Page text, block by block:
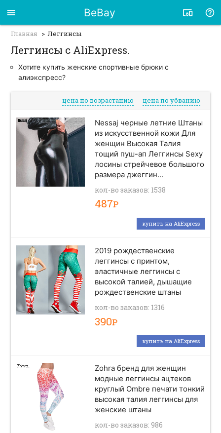
BeBay
Главная Леггинсы
Леггинсы с AliExpress.
Хотите купить женские спортивные брюки с
алиэкспресс?
цена по возрастанию цена по убванию
Nessaj черные летние Штаны
из искусственной кожи Для
женщин Высокая Талия
тощий пуш-ап Леггинсы Sexy
лосины стрейчевое большого
размера джеггин...
кол-во заказов: 1538
487Р
купить на AliExpress
2019 рождественские
леггинсы с принтом,
эластичные леггинсы с
высокой талией, дышащие
рождественские штаны
кол-во заказов: 1316
390Р
купить на AliExpress
Zohra бренд для женщин
модные леггинсы ацтеков
круглый Ombre печати тонкий
высокая талия леггинсы для
женские штаны
кол-во заказов: 986